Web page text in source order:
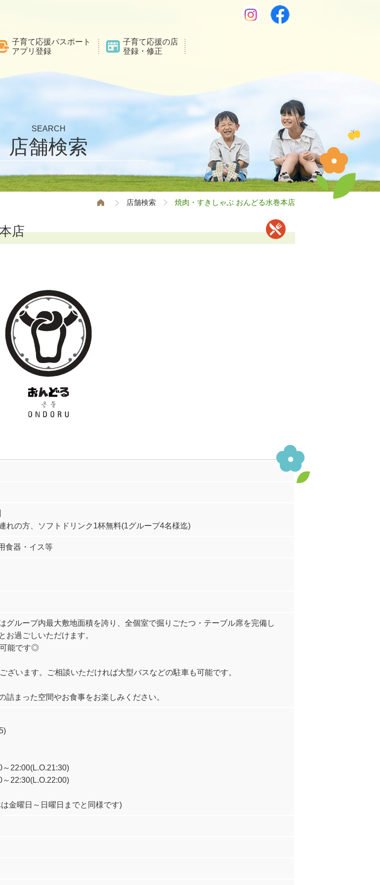
子育て応援パスポート
アプリ登録
子育て応援の店
登録・修正
SEARCH
店舗検索
店舗検索 焼肉・すきしゃぶ おんどる水巻本店
店
れの方、ソフトドリンク1杯無料(1グループ4名様迄)
食器・イス等
グループ内最大敷地面積を誇り、全個室で掘りごたつ・テーブル席を完備し
お過ごしいただけます。
能です◎
ざいます。ご相談いただければ大型バスなどの駐車も可能です。
詰まった空間やお食事をお楽しみください。
22:00(L.O.21:30)
22:30(L.O.22:00)
金曜日～日曜日までと同様です)